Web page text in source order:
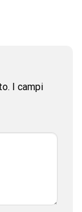
I campi